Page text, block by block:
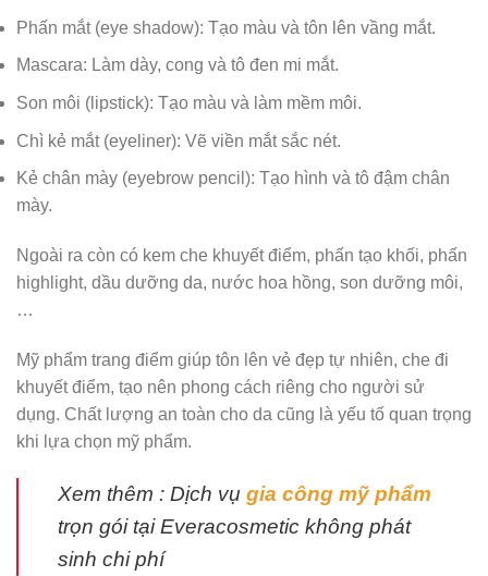
Phấn mắt (eye shadow): Tạo màu và tôn lên vầng mắt.
Mascara: Làm dày, cong và tô đen mi mắt.
Son môi (lipstick): Tạo màu và làm mềm môi.
Chì kẻ mắt (eyeliner): Vẽ viền mắt sắc nét.
Kẻ chân mày (eyebrow pencil): Tạo hình và tô đậm chân
mày.
Ngoài ra còn có kem che khuyết điểm, phấn tạo khối, phấn
highlight, dầu dưỡng da, nước hoa hồng, son dưỡng môi,
…
Mỹ phẩm trang điểm giúp tôn lên vẻ đẹp tự nhiên, che đi
khuyết điểm, tạo nên phong cách riêng cho người sử
dụng. Chất lượng an toàn cho da cũng là yếu tố quan trọng
khi lựa chọn mỹ phẩm.
Xem thêm : Dịch vụ gia công mỹ phẩm
trọn gói tại Everacosmetic không phát
sinh chi phí